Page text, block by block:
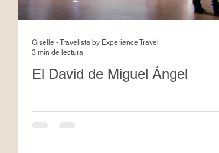
El David de Miguel Ángel
Giselle - Travelista by Experience Travel
3 min de lectura